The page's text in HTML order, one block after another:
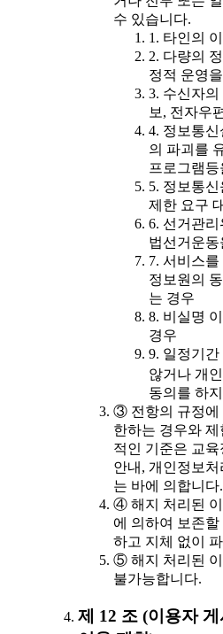
수 있습니다.
1. 타인의
2. 다량의
정적 운영
3. 수신자
보, 전자우
4. 정보통
의 파괴를
프로그램
5. 정보통
제한 요구
6. 선거관
법선거운동
7. 서비스
정보원의
는 경우
8. 비실명
경우
9. 일정기간
않거나 개
동의를 하
③ 전항의 규정에
한하는 경우와 제
적인 기준은 교
안내, 개인정보
는 바에 의합니다.
④ 해지 처리된
에 의하여 보존
하고 지체 없이
⑤ 해지 처리된 이
불가능합니다.
제 12 조 (이용자